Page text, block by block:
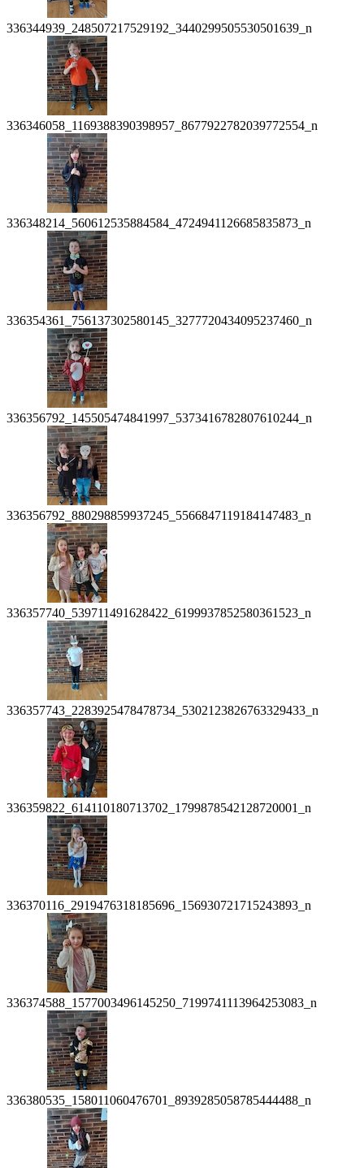
336344939_248507217529192_3440299505530501639_n
336346058_1169388390398957_8677922782039772554_n
336348214_560612535884584_4724941126685835873_n
336354361_756137302580145_3277720434095237460_n
336356792_145505474841997_5373416782807610244_n
336356792_880298859937245_5566847119184147483_n
336357740_539711491628422_6199937852580361523_n
336357743_2283925478478734_5302123826763329433_n
336359822_614110180713702_1799878542128720001_n
336370116_2919476318185696_156930721715243893_n
336374588_1577003496145250_7199741113964253083_n
336380535_158011060476701_8939285058785444488_n